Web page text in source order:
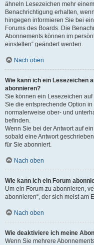
ähneln Lesezeichen mehr
Benachrichtigung erhalten,
hingegen informieren Sie bei
Forums des Boards. Die
Abonnements können im
einstellen“ geändert werden.
Nach oben
Wie kann ich ein Lesezeichen
abonnieren?
Sie können ein Lesezeichen
Sie die entsprechende Option
normalerweise ober- und
befinden.
Wenn Sie bei der Antwort auf
sobald eine Antwort
für Sie abonniert.
Nach oben
Wie kann ich ein Forum
Um ein Forum zu abonnieren,
abonnieren“, der sich meist am
Nach oben
Wie deaktiviere ich meine
Wenn Sie mehrere